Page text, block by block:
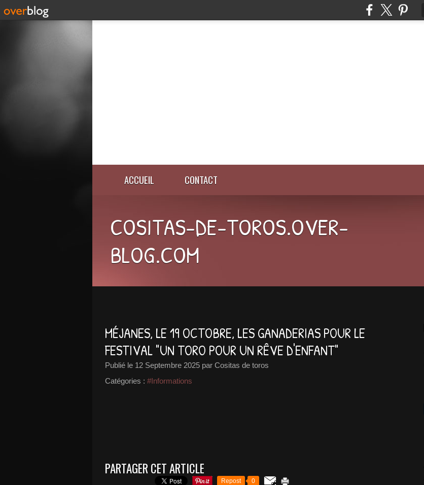
ACCUEIL CONTACT
COSITAS-DE-TOROS.OVER-
BLOG.COM
MÉJANES, LE 19 OCTOBRE, LES GANADERIAS POUR LE
FESTIVAL "UN TORO POUR UN RÊVE D'ENFANT"
Publié le 12 Septembre 2025 par Cositas de toros
Catégories : #Informations
PARTAGER CET ARTICLE
Repost 0